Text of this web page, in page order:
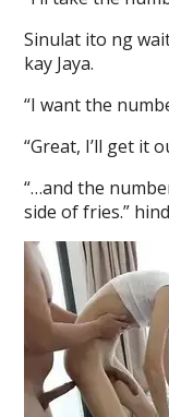
Sinulat ito ng
kay Jaya.
“I want the
“Great, I’ll get it
“…and the
side of fries.”